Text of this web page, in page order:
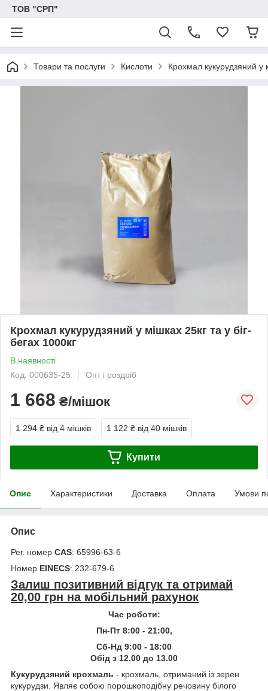
ТОВ "СРП"
Товари та послуги Кислоти Крохмал кукурудзяний у
Крохмал кукурудзяний у мішках 25кг та у біг-
бегах 1000кг
В наявності
Код: 000635-25
Опт і роздріб
1 668 ₴/мішок
1 294 ₴ від 4 мішків 1 122 ₴ від 40 мішків
Купити
Опис Характеристики Доставка Оплата Умови
Опис
Рег. номер CAS: 65996-63-6
Номер EINECS: 232-679-6
Залиш позитивний відгук та отримай
20,00 грн на мобільний рахунок
Час роботи:
Пн-Пт 8:00 - 21:00,
Сб-Нд 9:00 - 18:00
Обід з 12.00 до 13.00
Кукурудзяний крохмаль - крохмаль, отриманий із зерен
кукурудзи. Являє собою порошкоподібну речовину білого